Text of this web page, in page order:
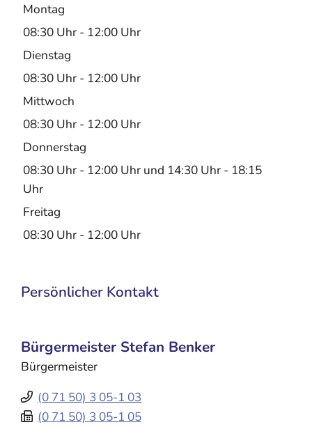
Montag
08:30 Uhr - 12:00 Uhr
Dienstag
08:30 Uhr - 12:00 Uhr
Mittwoch
08:30 Uhr - 12:00 Uhr
Donnerstag
08:30 Uhr - 12:00 Uhr und 14:30 Uhr - 18:15
Uhr
Freitag
08:30 Uhr - 12:00 Uhr
Persönlicher Kontakt
Bürgermeister Stefan Benker
Bürgermeister
(0 71 50) 3 05-1 03
(0 71 50) 3 05-1 05